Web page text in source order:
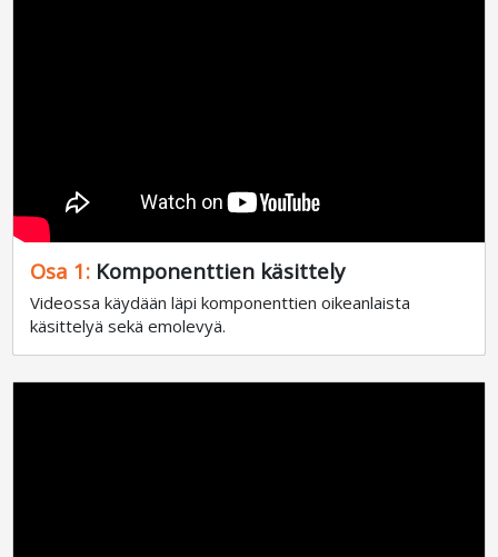
Osa 1: Komponenttien käsittely
Videossa käydään läpi komponenttien oikeanlaista
käsittelyä sekä emolevyä.